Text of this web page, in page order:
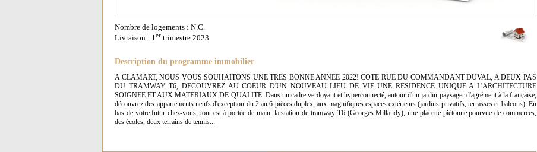
Nombre de logements : N.C.
Livraison : 1er trimestre 2023
Description du programme immobilier
A CLAMART, NOUS VOUS SOUHAITONS UNE TRES BONNE ANNEE 2022! COTE RUE DU COMMANDANT DUVAL, A DEUX PAS
DU TRAMWAY T6, DECOUVREZ AU COEUR D'UN NOUVEAU LIEU DE VIE UNE RESIDENCE UNIQUE A L'ARCHITECTURE
SOIGNEE ET AUX MATERIAUX DE QUALITE. Dans un cadre verdoyant et hyperconnecté, autour d'un jardin paysager d'agrément à la française,
découvrez des appartements neufs d'exception du 2 au 6 pièces duplex, aux magnifiques espaces extérieurs (jardins privatifs, terrasses et balcons). En
bas de votre futur chez-vous, tout est à portée de main: la station de tramway T6 (Georges Millandy), une placette piétonne pourvue de commerces,
des écoles, deux terrains de tennis...